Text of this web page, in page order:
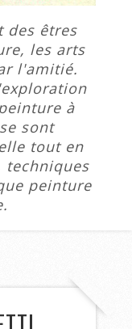
des êtres
les arts
l'amitié.
à
sont
tout en
techniques
peinture